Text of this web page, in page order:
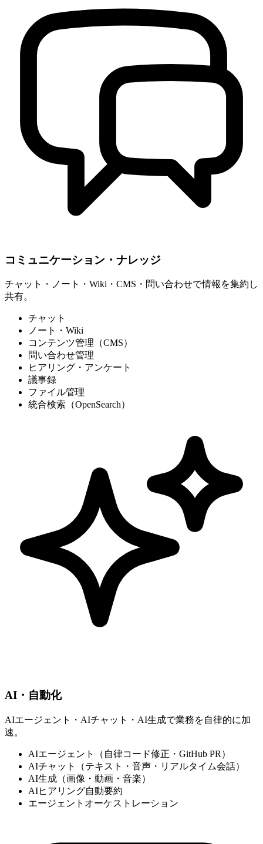
コミュニケーション・ナレッジ
チャット・ノート・Wiki・CMS・問い合わせで情報を集約し
共有。
チャット
ノート・Wiki
コンテンツ管理（CMS）
問い合わせ管理
ヒアリング・アンケート
議事録
ファイル管理
統合検索（OpenSearch）
AI・自動化
AIエージェント・AIチャット・AI生成で業務を自律的に加
速。
AIエージェント（自律コード修正・GitHub PR）
AIチャット（テキスト・音声・リアルタイム会話）
AI生成（画像・動画・音楽）
AIヒアリング自動要約
エージェントオーケストレーション